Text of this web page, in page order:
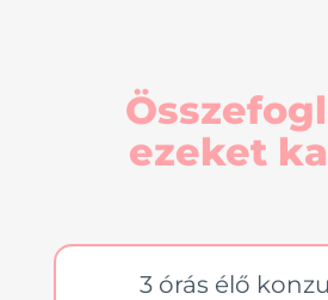
ezeket
3 órás élő